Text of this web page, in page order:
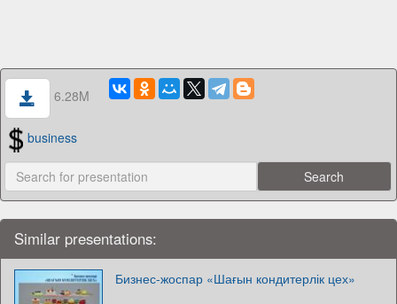
6.28M
business
Similar presentations:
Бизнес-жоспар «Шағын кондитерлік цех»